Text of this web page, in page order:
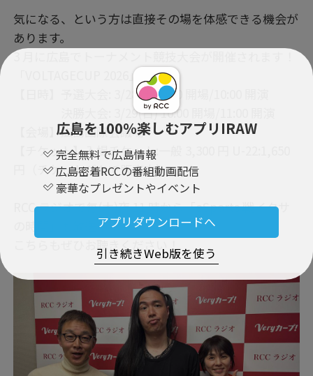
広島を100％楽しむアプリIRAW
完全無料で広島情報
広島密着RCCの番組動画配信
豪華なプレゼントやイベント
アプリダウンロードへ
引き続きWeb版を使う
気になる、という方は直接その場を体感できる機会が
あります。
3 月に広島でトーナメント競技大会が開催されます！
「VOLTAGECUP 2026」
【日時】予選大会: 3/28(土) 9:00 開場/10:00 開演
決勝大会: 3/29(日) 10:00 開場/11:00 開演
【会場】広島国際会議場
【チケット】入場チケット:一般 3,300 円 U-22:1,650
円（チケットぴあで販売中）
RCC ラジオで毎(木)夜 11 時から「eSports 戦イクサ
の時間」も放送中！
こちらもぜひお聴きください！